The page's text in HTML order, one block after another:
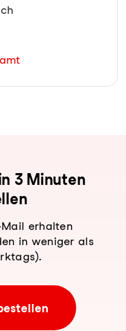
3 Minuten
erhalten
in weniger als